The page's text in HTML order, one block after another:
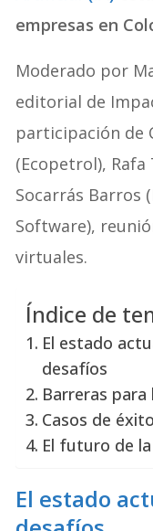
empresas en
Moderado por
editorial de
participación de
(Ecopetrol),
Socarrás Barros
Software),
virtuales.
Índice de
El estado
desafíos
Barreras
Casos de
El futuro de
El estado